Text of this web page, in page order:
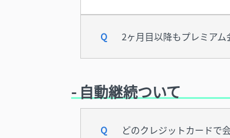
2ヶ月目以降もプレミア
- 自動継続ついて
どのクレジットカードで